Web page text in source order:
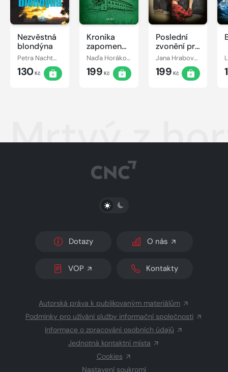
Nezvěstná
blondýna
Petra Nachtmanová
130Kč
Kronika
zapomenutého
kněze
Naďa Horáková
199 Kč
Poslední
zvonění pro
vraha
Jana Hrabovská
199 Kč
Mrtvý z
PŘEPNOUT SVĚTLÝ/TMAVÝ REŽIM
Dotazy O nás
VOP Kontakty
Autorská práva k publikovaným materiálům
Podmínky pro užívání služby informační společnosti
Informace o zpracování osobních údajů
Jednotná kontaktní místa
Cookies
Nastavení soukromí